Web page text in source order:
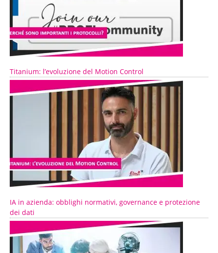
Titanium: l’evoluzione del Motion Control
IA in azienda: obblighi normativi, governance e protezione
dei dati